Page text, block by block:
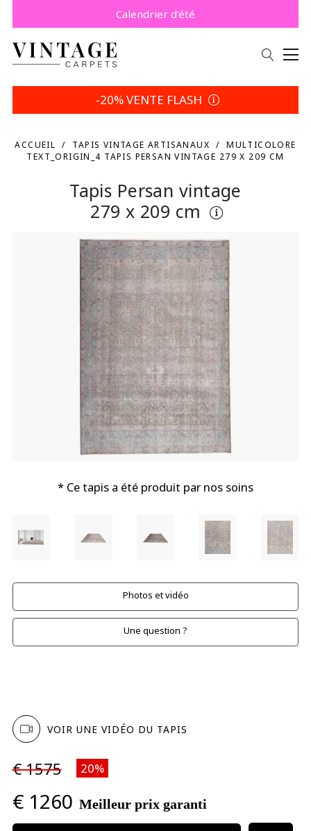
Promo -5% | Votre choix
Payez plus tard avec Klarna.
Calendrier d'été
-20% VENTE FLASH
ACCUEIL TAPIS VINTAGE ARTISANAUX
MULTICOLORE
TEXT_ORIGIN_4 TAPIS PERSAN VINTAGE 279 X 209 CM
Tapis Persan vintage
279 x 209 cm
* Ce tapis a été produit par nos soins
Photos et vidéo
Une question ?
VOIR UNE VIDÉO DU TAPIS
€ 1575 20%
€ 1260 Meilleur prix garanti